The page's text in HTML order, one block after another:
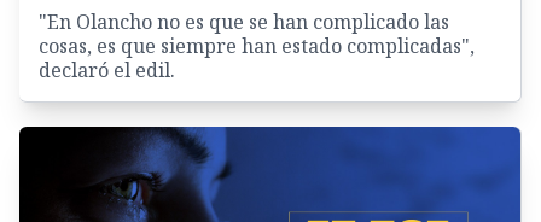
"En Olancho no es que se han complicado las
cosas, es que siempre han estado complicadas",
declaró el edil.